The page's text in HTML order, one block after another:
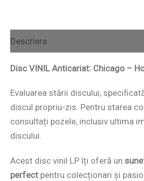
Descriere
Disc VINIL Anticariat: Chicago –
Evaluarea stării discului,
discul propriu-zis. Pentru starea
consultați pozele, inclusiv ultima
discului.
Acest disc vinil LP îți oferă un
perfect pentru colecționari și